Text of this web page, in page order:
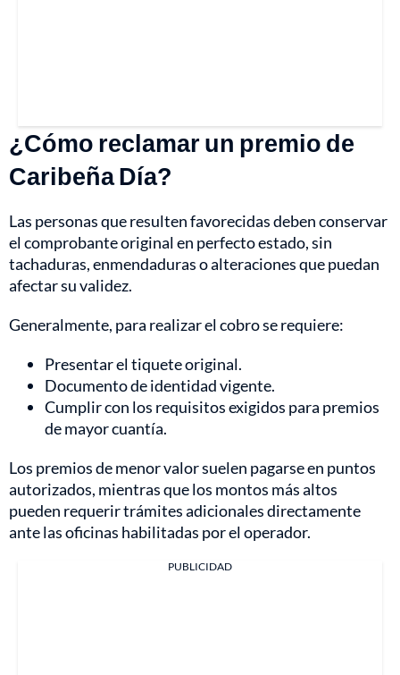
¿Cómo reclamar un premio de
Caribeña Día?
Las personas que resulten favorecidas deben conservar
el comprobante original en perfecto estado, sin
tachaduras, enmendaduras o alteraciones que puedan
afectar su validez.
Generalmente, para realizar el cobro se requiere:
Presentar el tiquete original.
Documento de identidad vigente.
Cumplir con los requisitos exigidos para premios
de mayor cuantía.
Los premios de menor valor suelen pagarse en puntos
autorizados, mientras que los montos más altos
pueden requerir trámites adicionales directamente
ante las oficinas habilitadas por el operador.
PUBLICIDAD